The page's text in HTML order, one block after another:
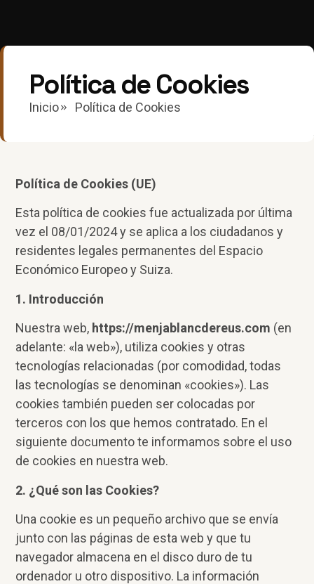
Política de Cookies
Inicio Política de Cookies
Política de Cookies (UE)
Esta política de cookies fue actualizada por última
vez el 08/01/2024 y se aplica a los ciudadanos y
residentes legales permanentes del Espacio
Económico Europeo y Suiza.
1. Introducción
Nuestra web, https://menjablancdereus.com (en
adelante: «la web»), utiliza cookies y otras
tecnologías relacionadas (por comodidad, todas
las tecnologías se denominan «cookies»). Las
cookies también pueden ser colocadas por
terceros con los que hemos contratado. En el
siguiente documento te informamos sobre el uso
de cookies en nuestra web.
2. ¿Qué son las Cookies?
Una cookie es un pequeño archivo que se envía
junto con las páginas de esta web y que tu
navegador almacena en el disco duro de tu
ordenador u otro dispositivo. La información